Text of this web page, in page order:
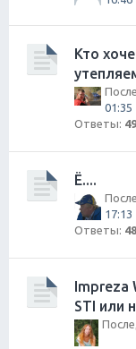
Кто
01:35
Ответы: 49
Ё....
17:13
Ответы: 48
Impreza
STI или